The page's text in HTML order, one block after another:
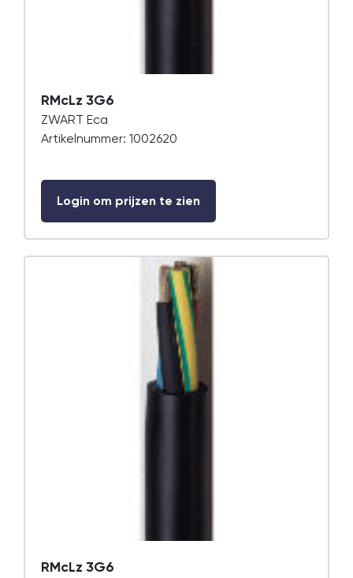
RMcLz 3G6
ZWART Eca
Artikelnummer: 1002620
Login om prijzen te zien
RMcLz 3G6